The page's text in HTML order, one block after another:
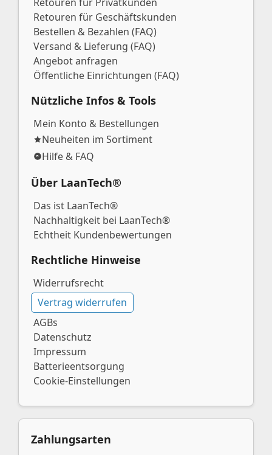
Retouren für Geschäftskunden
Bestellen & Bezahlen (FAQ)
Versand & Lieferung (FAQ)
Angebot anfragen
Öffentliche Einrichtungen (FAQ)
Nützliche Infos & Tools
Mein Konto & Bestellungen
Neuheiten im Sortiment
Hilfe & FAQ
Über LaanTech®
Das ist LaanTech®
Nachhaltigkeit bei LaanTech®
Echtheit Kundenbewertungen
Rechtliche Hinweise
Widerrufsrecht
Vertrag widerrufen
AGBs
Datenschutz
Impressum
Batterieentsorgung
Cookie-Einstellungen
Zahlungsarten